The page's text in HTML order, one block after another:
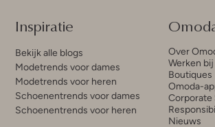
Inspiratie
Bekijk alle blogs
Modetrends voor dames
Modetrends voor heren
Schoenentrends voor dames
Schoenentrends voor heren
Over
Werken
Boutiques
Omoda-
Corporate
Nieuws